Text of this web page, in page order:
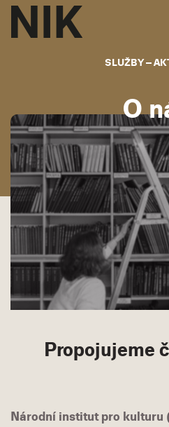
SLUŽBY
O
Propojujeme
Národní institut pro kulturu